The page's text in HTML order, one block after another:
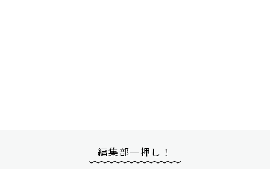
編集部一押し！